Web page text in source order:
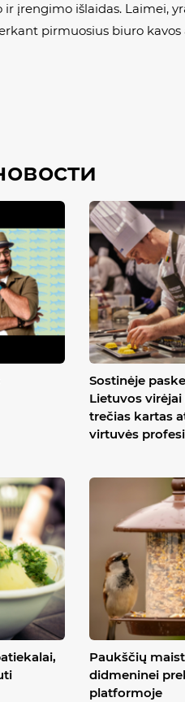
įrengimo išlaidas. Laimei,
pirmuosius biuro kavos
Sostinėje
Lietuvos
trečias kartas
virtuvės
Paukščių
didmeninei
platformoje